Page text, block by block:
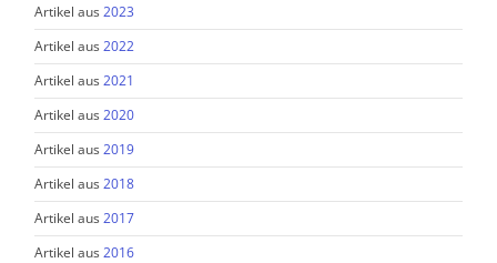
Artikel aus2023
Artikel aus2022
Artikel aus2021
Artikel aus2020
Artikel aus2019
Artikel aus2018
Artikel aus2017
Artikel aus2016